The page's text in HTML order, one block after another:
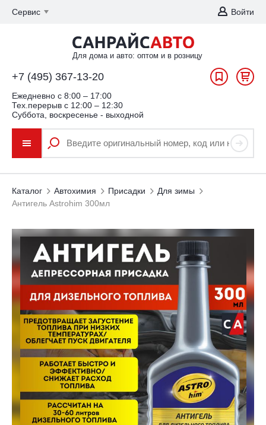
Сервис Войти
Для дома и авто: оптом и в розницу
+7 (495) 367-13-20
Ежедневно c 8:00 – 17:00
Тех.перерыв с 12:00 – 12:30
Суббота, воскресенье - выходной
Каталог Автохимия Присадки
Для зимы
Антигель Astrohim 300мл